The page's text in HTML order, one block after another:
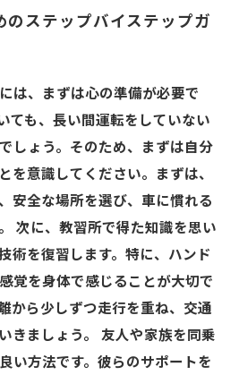
のステップバイステップガ
は、まずは心の準備が必要で
ても、長い間運転をしていない
しょう。そのため、まずは自分
を意識してください。まずは、
安全な場所を選び、車に慣れる
次に、教習所で得た知識を思い
術を復習します。特に、ハンド
覚を身体で感じることが大切で
から少しずつ走行を重ね、交通
きましょう。 友人や家族を同乗
い方法です。彼らのサポートを